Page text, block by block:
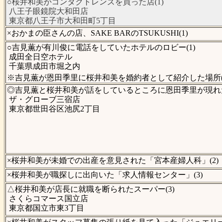
八王子眼鏡院大和田店
東京都八王子市大和田町5丁目
×おかまの臣さんの店、SAKE BARのTSUKUSHI(1)
○吉見薫が有川俊に電話をしていたホテルのロビー(1)
成田全日空ホテル
千葉県成田市堀之内
※吉見薫が恩田季里に桜井和美を婚約者として紹介した場所
◎吉見薫と桜井和美が話をしているところに恩田季里が現れ
ザ・グローブ三宿店
東京都世田谷区池尻2丁目
×桜井和美が未婚での出産を意見された「宮本産婦人科」(2)
×桜井和美が職探しに出向いた「求人情報センター」(3)
△桜井和美が店長に就職を断られたスーパー(3)
さくらコマース国立店
東京都国立市東3丁目